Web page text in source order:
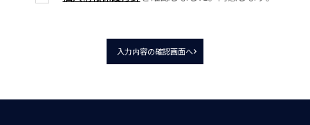
入力内容の確認画面へ